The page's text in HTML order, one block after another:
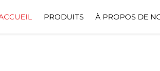
PRODUITS À PROPOS DE